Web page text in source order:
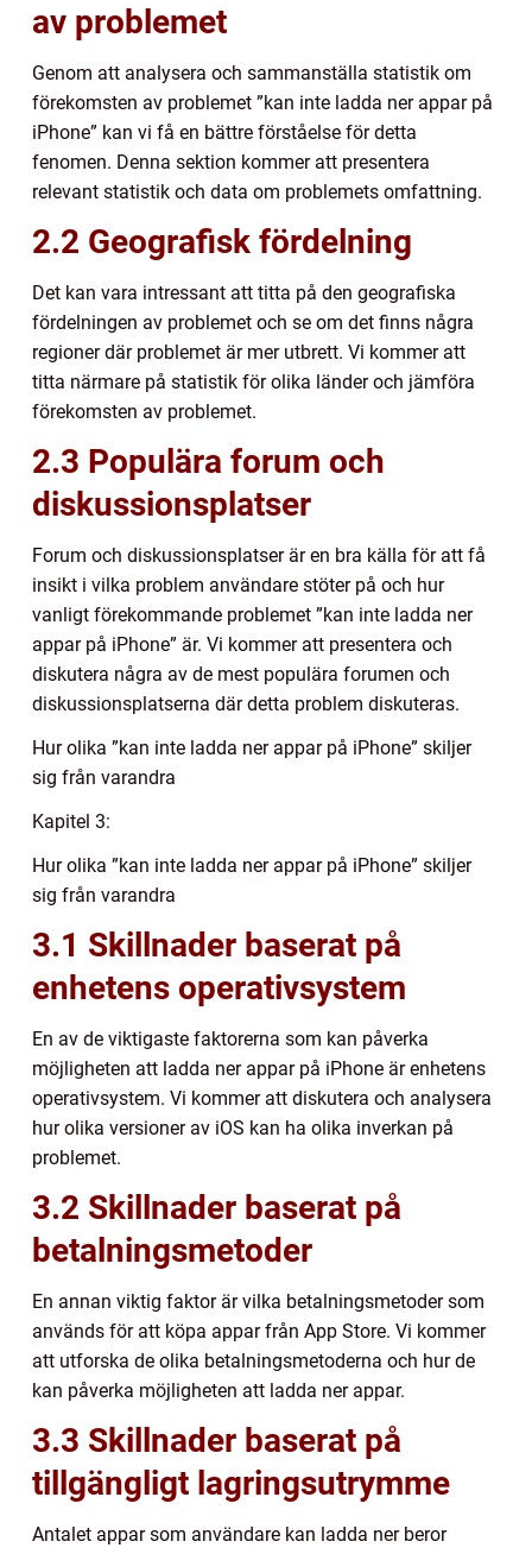
av problemet
Genom att analysera och sammanställa statistik om
förekomsten av problemet ”kan inte ladda ner appar på
iPhone” kan vi få en bättre förståelse för detta
fenomen. Denna sektion kommer att presentera
relevant statistik och data om problemets omfattning.
2.2 Geografisk fördelning
Det kan vara intressant att titta på den geografiska
fördelningen av problemet och se om det finns några
regioner där problemet är mer utbrett. Vi kommer att
titta närmare på statistik för olika länder och jämföra
förekomsten av problemet.
2.3 Populära forum och
diskussionsplatser
Forum och diskussionsplatser är en bra källa för att få
insikt i vilka problem användare stöter på och hur
vanligt förekommande problemet ”kan inte ladda ner
appar på iPhone” är. Vi kommer att presentera och
diskutera några av de mest populära forumen och
diskussionsplatserna där detta problem diskuteras.
Hur olika ”kan inte ladda ner appar på iPhone” skiljer
sig från varandra
Kapitel 3:
Hur olika ”kan inte ladda ner appar på iPhone” skiljer
sig från varandra
3.1 Skillnader baserat på
enhetens operativsystem
En av de viktigaste faktorerna som kan påverka
möjligheten att ladda ner appar på iPhone är enhetens
operativsystem. Vi kommer att diskutera och analysera
hur olika versioner av iOS kan ha olika inverkan på
problemet.
3.2 Skillnader baserat på
betalningsmetoder
En annan viktig faktor är vilka betalningsmetoder som
används för att köpa appar från App Store. Vi kommer
att utforska de olika betalningsmetoderna och hur de
kan påverka möjligheten att ladda ner appar.
3.3 Skillnader baserat på
tillgängligt lagringsutrymme
Antalet appar som användare kan ladda ner beror